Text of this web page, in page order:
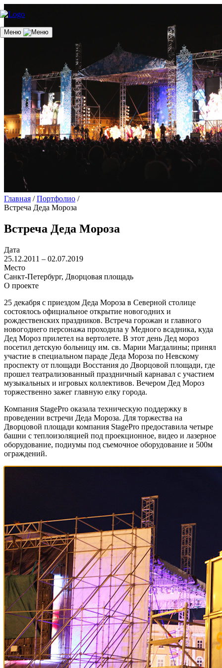
Меню
Главная / Портфолио /
Встреча Деда Мороза
Встреча Деда Мороза
Дата
25.12.2011 – 02.07.2019
Место
Санкт-Петербург, Дворцовая площадь
О проекте
25 декабря с приездом Деда Мороза в Северной столице
состоялось официальное открытие новогодних и
рождественских праздников. Встреча горожан и главного
новогоднего персонажа проходила у Медного всадника, куда
Дед Мороз прилетел на вертолете. В этот день Дед мороз
посетил детскую больницу им. св. Марии Магдалины; принял
участие в специальном параде Деда Мороза по Невскому
проспекту от площади Восстания до Дворцовой площади, где
прошел театрализованный праздничный карнавал с участием
музыкальных и игровых коллективов. Вечером Дед Мороз
торжественно зажег главную елку города.
Компания StagePro оказала техническую поддержку в
проведении встречи Деда Мороза. Для торжества на
Дворцовой площади компания StagePro предоставила четыре
башни с теплоизоляцией под проекционное, видео и лазерное
оборудование, подиумы под съемочное оборудование и 500м
ограждений.